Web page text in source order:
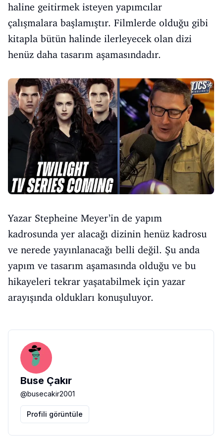
haline geitirmek isteyen yapımcılar
çalışmalara başlamıştır. Filmlerde olduğu gibi
kitapla bütün halinde ilerleyecek olan dizi
henüz daha tasarım aşamasındadır.
Yazar Stepheine Meyer’in de yapım
kadrosunda yer alacağı dizinin henüz kadrosu
ve nerede yayınlanacağı belli değil. Şu anda
yapım ve tasarım aşamasında olduğu ve bu
hikayeleri tekrar yaşatabilmek için yazar
arayışında oldukları konuşuluyor.
Buse Çakır
@busecakir2001
Profili görüntüle